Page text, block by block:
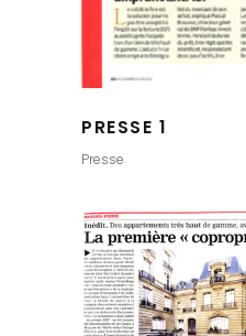
PRESSE 1
Presse